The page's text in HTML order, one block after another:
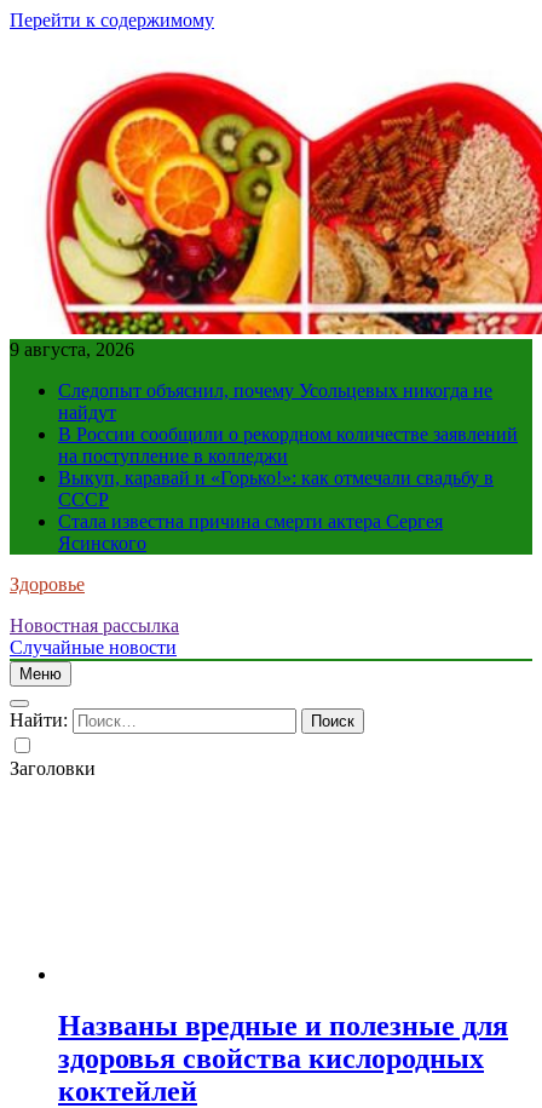
Перейти к содержимому
9 августа, 2026
Следопыт объяснил, почему Усольцевых никогда не
найдут
В России сообщили о рекордном количестве заявлений
на поступление в колледжи
Выкуп, каравай и «Горько!»: как отмечали свадьбу в
СССР
Стала известна причина смерти актера Сергея
Ясинского
Здоровье
Новостная рассылка
Случайные новости
Меню
Найти:
Заголовки
Названы вредные и полезные для
здоровья свойства кислородных
коктейлей